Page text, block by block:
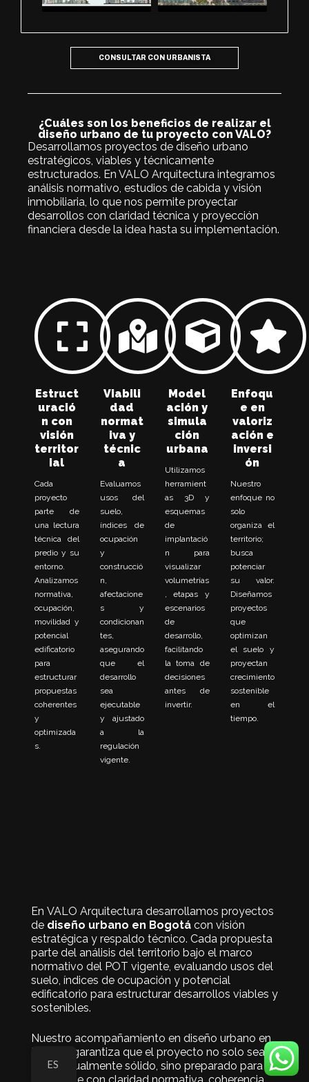
CONSULTAR CON URBANISTA
¿Cuáles son los beneficios de realizar el
diseño urbano de tu proyecto con VALO?
Desarrollamos proyectos de diseño urbano
estratégicos, viables y técnicamente
estructurados. En VALO Arquitectura integramos
análisis normativo, estudios de cabida y visión
inmobiliaria, lo que nos permite proyectar
desarrollos con claridad técnica y proyección
financiera desde la idea hasta su implementación.
Estruct
uració
n con
visión
territor
ial
Cada
proyecto
parte de
una lectura
técnica del
predio y su
entorno.
Analizamos
normativa,
ocupación,
movilidad y
potencial
edificatorio
para
estructurar
propuestas
coherentes
y
optimizada
s.
Viabili
dad
normat
iva y
técnic
a
Evaluamos
usos del
suelo,
índices de
ocupación
y
construcció
n,
afectacione
s y
condicionan
tes,
asegurando
que el
desarrollo
sea
ejecutable
y ajustado
a la
regulación
vigente.
Model
ación y
simula
ción
urbana
Utilizamos
herramient
as 3D y
esquemas
de
implantació
n para
visualizar
volumetrías
, etapas y
escenarios
de
desarrollo,
facilitando
la toma de
decisiones
antes de
invertir.
Enfoqu
e en
valoriz
ación e
inversi
ón
Nuestro
enfoque no
solo
organiza el
territorio;
busca
potenciar
su valor.
Diseñamos
proyectos
que
optimizan
el suelo y
proyectan
crecimiento
sostenible
en el
tiempo.
En VALO Arquitectura desarrollamos proyectos
de diseño urbano en Bogotá con visión
estratégica y respaldo técnico. Cada propuesta
parte del análisis del territorio bajo el marco
normativo del POT vigente, evaluando usos del
suelo, índices de ocupación y potencial
edificatorio para estructurar desarrollos viables y
sostenibles.
Nuestro acompañamiento en diseño urbano en
Bogotá garantiza que el proyecto no solo sea
conceptualmente sólido, sino preparado para
ejecutarse con claridad normativa, coherencia
ES